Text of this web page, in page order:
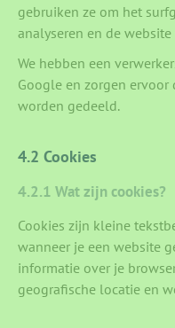
gebruiken ze om het
analyseren en de
We hebben een
Google en zorgen
worden gedeeld.
4.2 Cookies
4.2.1 Wat zijn cookies?
Cookies zijn kleine
wanneer je een website
informatie over je
geografische locatie en